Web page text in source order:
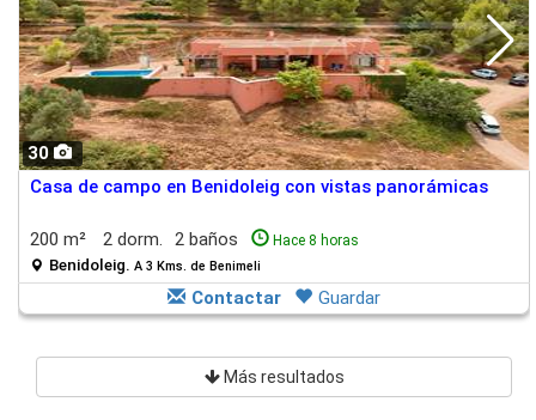
30
Casa de campo en Benidoleig con vistas panorámicas
200 m² 2 dorm. 2 baños Hace 8 horas
Benidoleig. A 3 Kms. de Benimeli
Contactar Guardar
Más resultados